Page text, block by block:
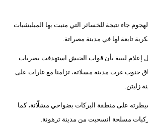
سيارات
جاء نتيجة للخسائر التي منيت بها الميليشيات
تابعة لها في مدينة مصراتة.
إعلام ليبية بأن قوات الجيش استهدفت بضربات
جنوب غرب مدينة مسلاتة، تزامنا مع غارات على
زليتن.
على منطقة البركات بضواحي مسَلّاتة، كما
مسلحة انسحبت من مدينة ترهونة.